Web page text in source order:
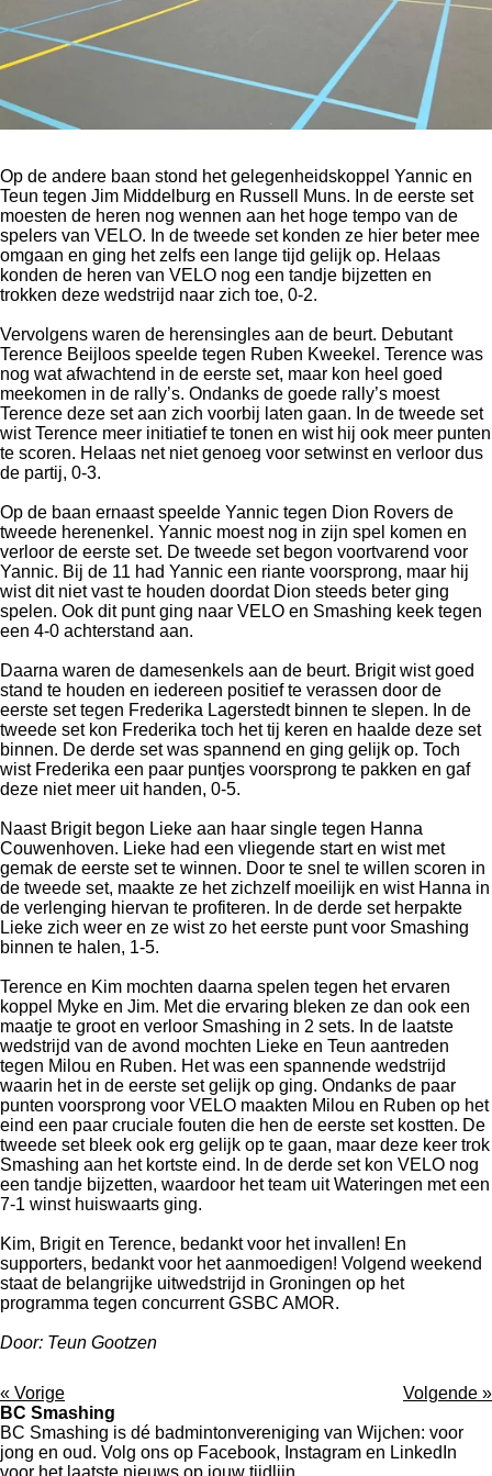
Op de andere baan stond het gelegenheidskoppel Yannic en
Teun tegen Jim Middelburg en Russell Muns. In de eerste set
moesten de heren nog wennen aan het hoge tempo van de
spelers van VELO. In de tweede set konden ze hier beter mee
omgaan en ging het zelfs een lange tijd gelijk op. Helaas
konden de heren van VELO nog een tandje bijzetten en
trokken deze wedstrijd naar zich toe, 0-2.
Vervolgens waren de herensingles aan de beurt. Debutant
Terence Beijloos speelde tegen Ruben Kweekel. Terence was
nog wat afwachtend in de eerste set, maar kon heel goed
meekomen in de rally’s. Ondanks de goede rally’s moest
Terence deze set aan zich voorbij laten gaan. In de tweede set
wist Terence meer initiatief te tonen en wist hij ook meer punten
te scoren. Helaas net niet genoeg voor setwinst en verloor dus
de partij, 0-3.
Op de baan ernaast speelde Yannic tegen Dion Rovers de
tweede herenenkel. Yannic moest nog in zijn spel komen en
verloor de eerste set. De tweede set begon voortvarend voor
Yannic. Bij de 11 had Yannic een riante voorsprong, maar hij
wist dit niet vast te houden doordat Dion steeds beter ging
spelen. Ook dit punt ging naar VELO en Smashing keek tegen
een 4-0 achterstand aan.
Daarna waren de damesenkels aan de beurt. Brigit wist goed
stand te houden en iedereen positief te verassen door de
eerste set tegen Frederika Lagerstedt binnen te slepen. In de
tweede set kon Frederika toch het tij keren en haalde deze set
binnen. De derde set was spannend en ging gelijk op. Toch
wist Frederika een paar puntjes voorsprong te pakken en gaf
deze niet meer uit handen, 0-5.
Naast Brigit begon Lieke aan haar single tegen Hanna
Couwenhoven. Lieke had een vliegende start en wist met
gemak de eerste set te winnen. Door te snel te willen scoren in
de tweede set, maakte ze het zichzelf moeilijk en wist Hanna in
de verlenging hiervan te profiteren. In de derde set herpakte
Lieke zich weer en ze wist zo het eerste punt voor Smashing
binnen te halen, 1-5.
Terence en Kim mochten daarna spelen tegen het ervaren
koppel Myke en Jim. Met die ervaring bleken ze dan ook een
maatje te groot en verloor Smashing in 2 sets. In de laatste
wedstrijd van de avond mochten Lieke en Teun aantreden
tegen Milou en Ruben. Het was een spannende wedstrijd
waarin het in de eerste set gelijk op ging. Ondanks de paar
punten voorsprong voor VELO maakten Milou en Ruben op het
eind een paar cruciale fouten die hen de eerste set kostten. De
tweede set bleek ook erg gelijk op te gaan, maar deze keer trok
Smashing aan het kortste eind. In de derde set kon VELO nog
een tandje bijzetten, waardoor het team uit Wateringen met een
7-1 winst huiswaarts ging.
Kim, Brigit en Terence, bedankt voor het invallen! En
supporters, bedankt voor het aanmoedigen! Volgend weekend
staat de belangrijke uitwedstrijd in Groningen op het
programma tegen concurrent GSBC AMOR.
Door: Teun Gootzen
« Vorige Volgende »
BC Smashing
BC Smashing is dé badmintonvereniging van Wijchen: voor
jong en oud. Volg ons op Facebook, Instagram en LinkedIn